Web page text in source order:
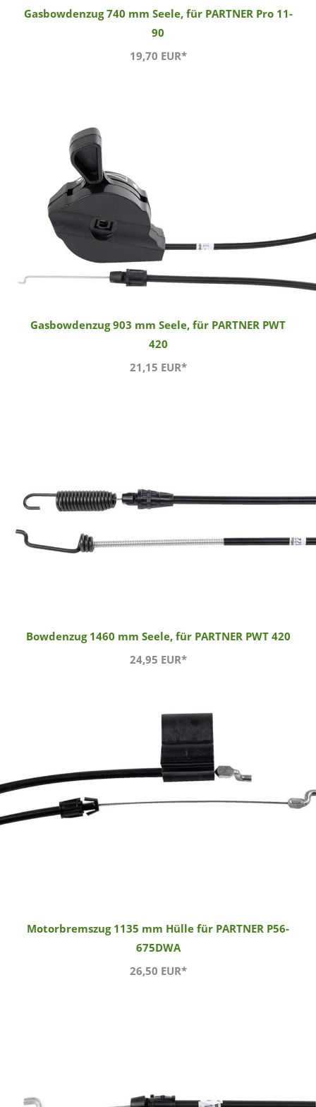
Gasbowdenzug 740 mm Seele, für PARTNER Pro 11-
90
19,70 EUR*
Gasbowdenzug 903 mm Seele, für PARTNER PWT
420
21,15 EUR*
Bowdenzug 1460 mm Seele, für PARTNER PWT 420
24,95 EUR*
Motorbremszug 1135 mm Hülle für PARTNER P56-
675DWA
26,50 EUR*